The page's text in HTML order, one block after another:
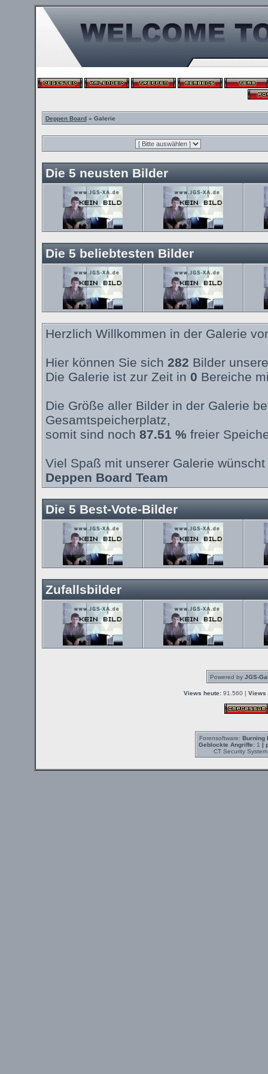
Deppen Board» Galerie
Die 5 neusten Bilder
Die 5 beliebtesten Bilder
Herzlich Willkommen in der Galerie
Hier können Sie sich 282 Bilder
Die Galerie ist zur Zeit in 0 Bereiche
Die Größe aller Bilder in der Galerie
Gesamtspeicherplatz,
somit sind noch 87.51 % freier
Viel Spaß mit unserer Galerie
Deppen Board Team
Die 5 Best-Vote-Bilder
Zufallsbilder
Powered by JGS-
Views heute: 91.560 | Views
Forensoftware: Burning
Geblockte Angriffe:1 |
CT Security